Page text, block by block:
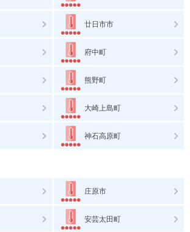
廿日市市
府中町
熊野町
大崎上島町
神石高原町
庄原市
安芸太田町